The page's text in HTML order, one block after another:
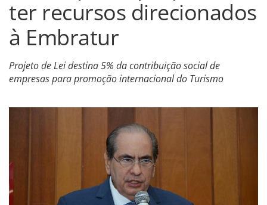
ter recursos direcionados
à Embratur
Projeto de Lei destina 5% da contribuição social de
empresas para promoção internacional do Turismo